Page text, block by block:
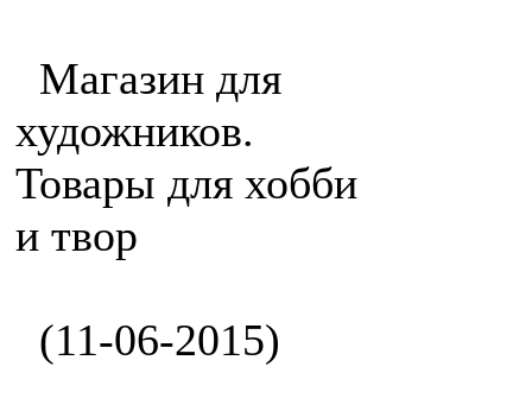
Магазин для
художников.
Товары для хобби
и твор
(11-06-2015)